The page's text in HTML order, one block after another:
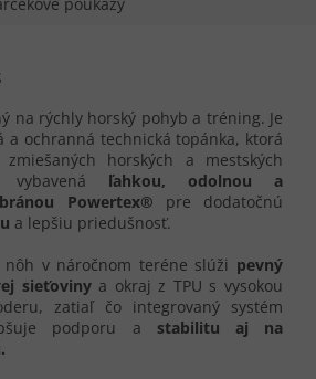
na rýchly horský pohyb a tréning. Je
a ochranná technická topánka, ktorá
horských a mestských
vybavená ľahkou, odolnou a
Powertex® pre dodatočnú
a lepšiu priedušnosť.
v náročnom teréne slúži pevný
sieťovinya okraj z TPU s vysokou
zatiaľ čo integrovaný systém
podporu a stabilitu aj na